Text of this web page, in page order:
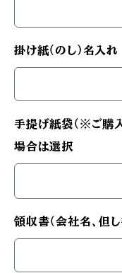
掛け紙（のし）名入
手提げ紙袋（※ご購
場合は選択
領収書（会社名、但